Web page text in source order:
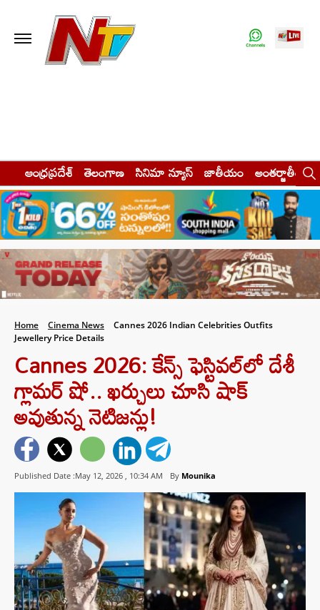
ఆంధ్రప్రదేశ్ తెలంగాణ సినిమా న్యూస్ జాతీయం అంతర్జాతీయం
Home Cinema News
Cannes 2026 Indian Celebrities Outfits
Jewellery Price Details
Cannes 2026: కేన్స్ ఫెస్టివల్‌లో దేశీ
గ్లామర్ షో.. ఖర్చులు చూసి షాక్
అవుతున్న నెటిజన్లు!
Published Date :May 12, 2026 , 10:34 AM By Mounika